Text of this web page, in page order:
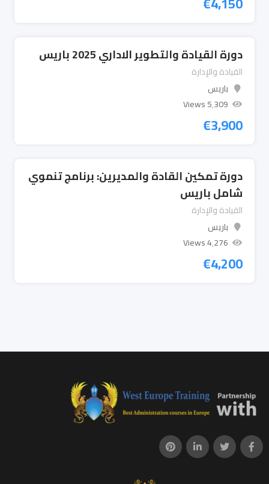
دورة القيادة والتطوير الاداري 2025 باريس
القيادة والإدارة
باريس
5٬309 Views
€3,900
دورة تمكين القادة والمديرين: برنامج تنموي
شامل باريس
القيادة والإدارة
باريس
4٬276 Views
€4,200